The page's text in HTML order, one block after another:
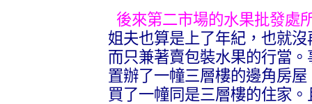
後來第二市場的水果批發處
姐夫也算是上了年紀，也就
而只兼著賣包裝水果的行當
置辦了一幢三層樓的邊角房
買了一幢同是三層樓的住家